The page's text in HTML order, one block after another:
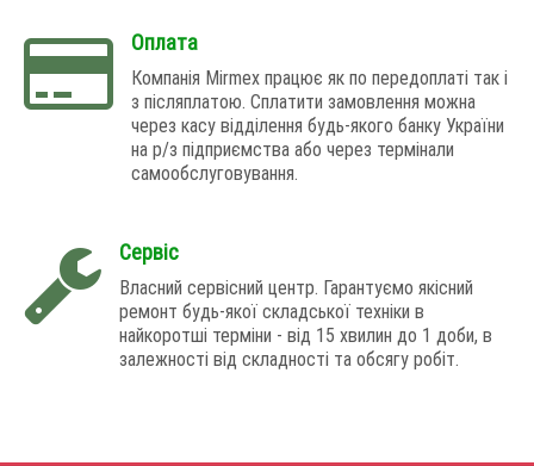
Оплата
Компанія Mirmex працює як по передоплаті так і
з післяплатою. Сплатити замовлення можна
через касу відділення будь-якого банку України
на р/з підприємства або через термінали
самообслуговування.
Сервіс
Власний сервісний центр. Гарантуємо якісний
ремонт будь-якої складської техніки в
найкоротші терміни - від 15 хвилин до 1 доби, в
залежності від складності та обсягу робіт.